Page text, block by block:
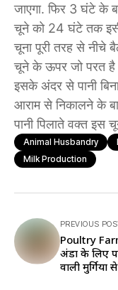
जाएगा. फिर 3 घंटे के
चूने को 24 घंटे तक
चूना पूरी तरह से नीचे
चूने के ऊपर जो परत है
इसके अंदर से पानी
आराम से निकालने के
पानी पिलाते वक्त इस
Animal Husbandry
Milk Production
PREVIOUS
Poultry
अंडों के लिए
वाली मुर्गियों